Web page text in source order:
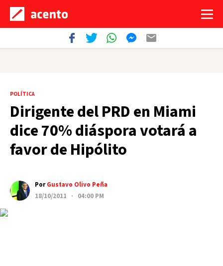
POLÍTICA
Dirigente del PRD en Miami
dice 70% diáspora votará a
favor de Hipólito
PorGustavo Olivo Peña
18/10/2011 · 04:00 PM